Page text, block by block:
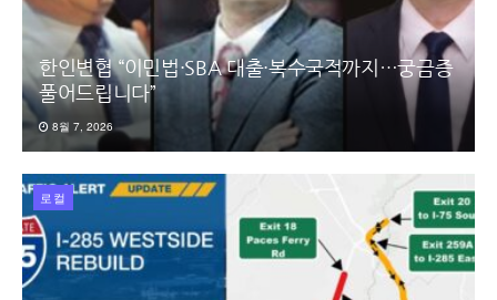
한인변협 “이민법·SBA 대출·복수국적까지…궁금증
풀어드립니다”
8월 7, 2026
로컬